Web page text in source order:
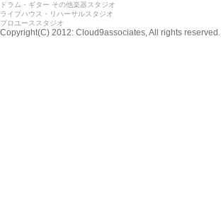
ドラム・ギター その他楽器スタジオ
ライブハウス・リハーサルスタジオ
プロユーススタジオ
Copyright(C) 2012: Cloud9associates, All rights reserved.